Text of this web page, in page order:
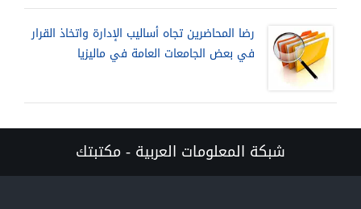
رضا المحاضرين تجاه أساليب الإدارة واتخاذ القرار
في بعض الجامعات العامة في ماليزيا
شبكة المعلومات العربية - مكتبتك